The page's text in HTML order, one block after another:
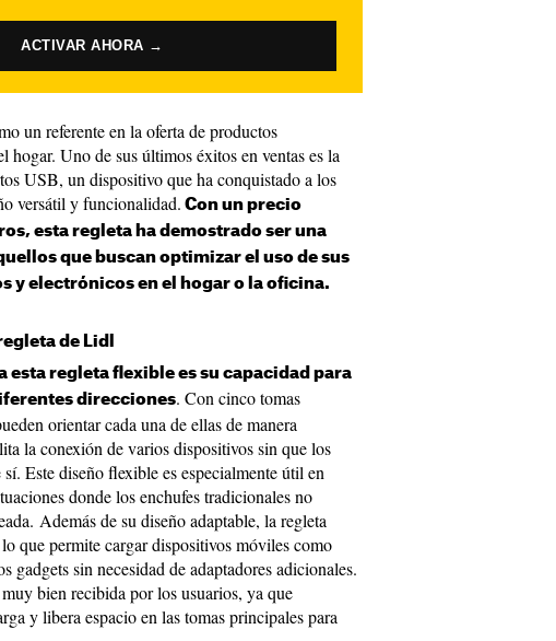
ACTIVAR AHORA →
un referente en la oferta de productos
hogar. Uno de sus últimos éxitos en ventas es la
USB, un dispositivo que ha conquistado a los
versátil y funcionalidad. Con un precio
esta regleta ha demostrado ser una
que buscan optimizar el uso de sus
y electrónicos en el hogar o la oficina.
de Lidl
esta regleta flexible es su capacidad para
direcciones. Con cinco tomas
orientar cada una de ellas de manera
la conexión de varios dispositivos sin que los
sí. Este diseño flexible es especialmente útil en
donde los enchufes tradicionales no
Además de su diseño adaptable, la regleta
que permite cargar dispositivos móviles como
gadgets sin necesidad de adaptadores adicionales.
bien recibida por los usuarios, ya que
y libera espacio en las tomas principales para